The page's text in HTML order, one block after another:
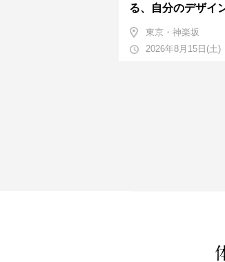
る、自分のデザイ
東京・神楽坂
2026年8月15日(土)